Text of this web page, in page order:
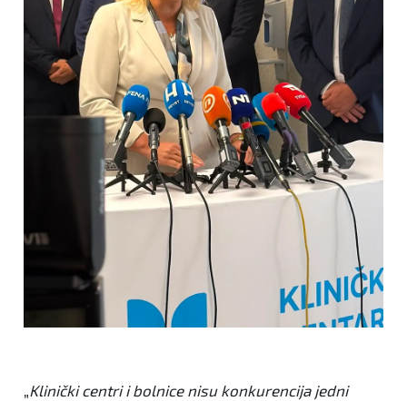
„Klinički centri i bolnice nisu konkurencija jedni